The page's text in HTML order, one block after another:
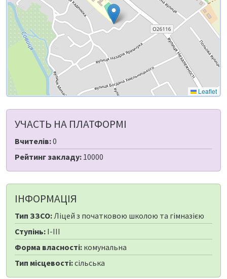
Leaflet
УЧАСТЬ НА ПЛАТФОРМІ
Вчителів:0
Рейтинг закладу: 10000
ІНФОРМАЦІЯ
Тип ЗЗСО:Ліцей з початковою школою та гімназією
Ступінь: I-III
Форма власності: комунальна
Тип місцевості:сільська